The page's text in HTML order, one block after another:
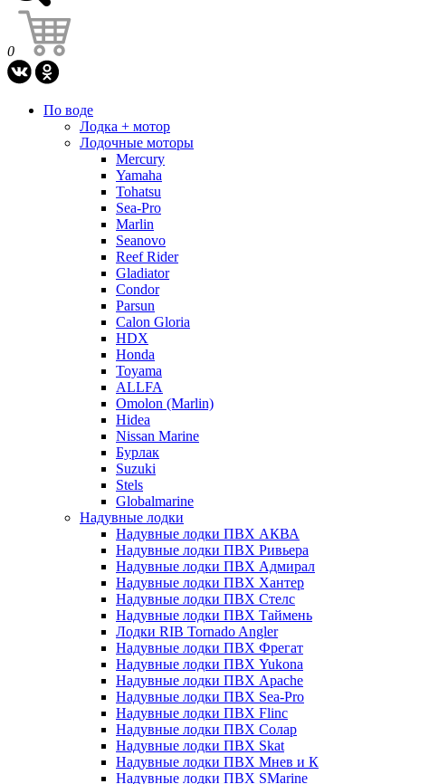
0
По воде
Лодка + мотор
Лодочные моторы
Mercury
Yamaha
Tohatsu
Sea-Pro
Marlin
Seanovo
Reef Rider
Gladiator
Condor
Parsun
Calon Gloria
HDX
Honda
Toyama
ALLFA
Omolon (Marlin)
Hidea
Nissan Marine
Бурлак
Suzuki
Stels
Globalmarine
Надувные лодки
Надувные лодки ПВХ АКВА
Надувные лодки ПВХ Ривьера
Надувные лодки ПВХ Адмирал
Надувные лодки ПВХ Хантер
Надувные лодки ПВХ Стелс
Надувные лодки ПВХ Таймень
Лодки RIB Tornado Angler
Надувные лодки ПВХ Фрегат
Надувные лодки ПВХ Yukona
Надувные лодки ПВХ Apache
Надувные лодки ПВХ Sea-Pro
Надувные лодки ПВХ Flinc
Надувные лодки ПВХ Солар
Надувные лодки ПВХ Skat
Надувные лодки ПВХ Мнев и К
Надувные лодки ПВХ SMarine